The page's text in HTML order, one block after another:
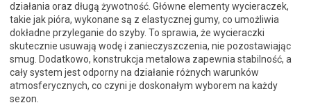
działania oraz długą żywotność. Główne elementy wycieraczek,
takie jak pióra, wykonane są z elastycznej gumy, co umożliwia
dokładne przyleganie do szyby. To sprawia, że wycieraczki
skutecznie usuwają wodę i zanieczyszczenia, nie pozostawiając
smug. Dodatkowo, konstrukcja metalowa zapewnia stabilność, a
cały system jest odporny na działanie różnych warunków
atmosferycznych, co czyni je doskonałym wyborem na każdy
sezon.